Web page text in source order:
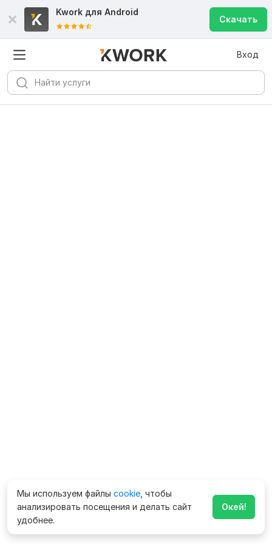
Kwork для Android
Скачать
Вход
Мы используем файлы cookie , чтобы
анализировать посещения и делать сайт
удобнее.
Окей!